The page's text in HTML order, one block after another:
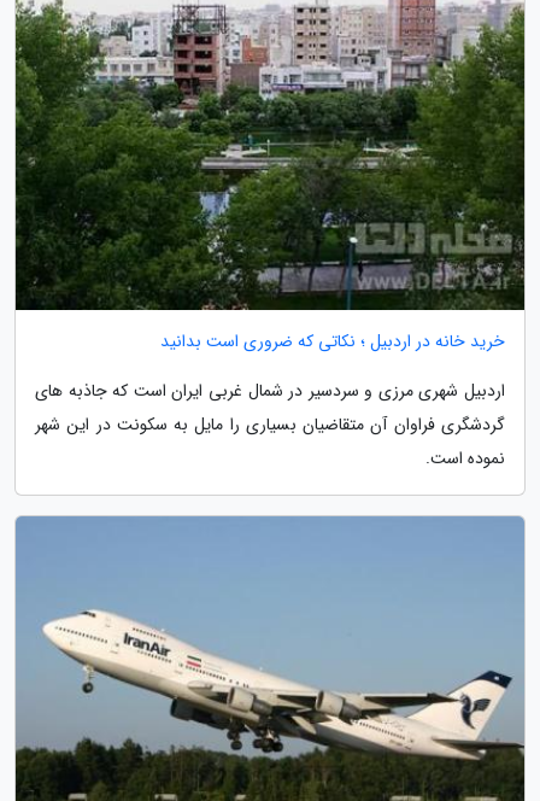
خرید خانه در اردبیل ؛ نکاتی که ضروری است بدانید
اردبیل شهری مرزی و سردسیر در شمال غربی ایران است که جاذبه های
گردشگری فراوان آن متقاضیان بسیاری را مایل به سکونت در این شهر
نموده است.